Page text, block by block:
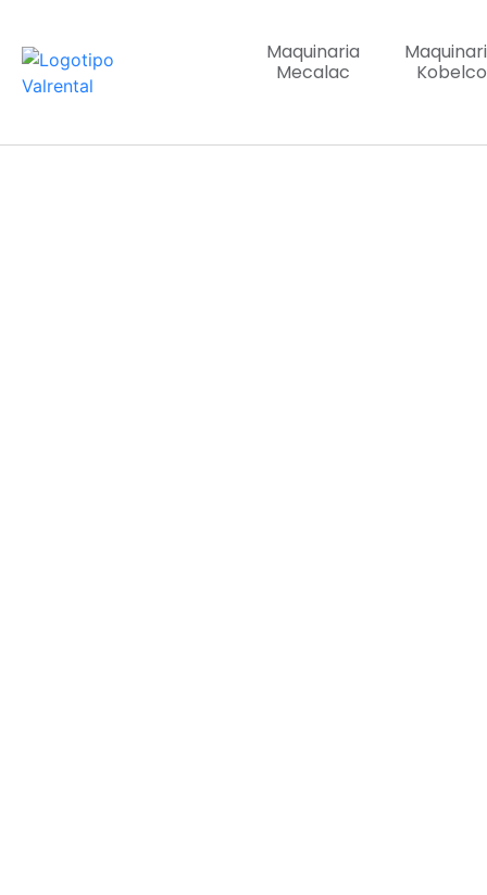
Maquinaria
Mecalac
Kobelco